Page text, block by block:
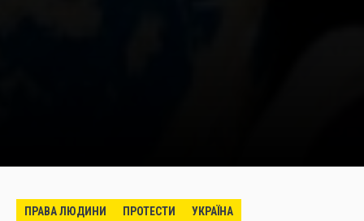
ПРАВА ЛЮДИНИ ПРОТЕСТИ
УКРАЇНА